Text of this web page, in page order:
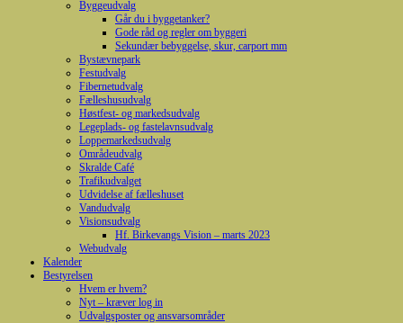
Byggeudvalg
Går du i byggetanker?
Gode råd og regler om byggeri
Sekundær bebyggelse, skur, carport mm
Bystævnepark
Festudvalg
Fibernetudvalg
Fælleshusudvalg
Høstfest- og markedsudvalg
Legeplads- og fastelavnsudvalg
Loppemarkedsudvalg
Områdeudvalg
Skralde Café
Trafikudvalget
Udvidelse af fælleshuset
Vandudvalg
Visionsudvalg
Hf. Birkevangs Vision – marts 2023
Webudvalg
Kalender
Bestyrelsen
Hvem er hvem?
Nyt – kræver log in
Udvalgsposter og ansvarsområder